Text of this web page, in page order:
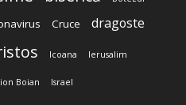
Cruce dragoste
Icoana Ierusalim
Boian Israel